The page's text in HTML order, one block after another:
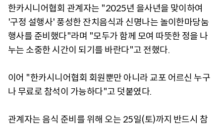
한카시니어협회 관계자는 "2025년 을사년을 맞이하여
'구정 설행사' 풍성한 잔치음식과 신명나는 놀이한마당눔
행사를 준비했다"라며 "모두가 함께 모여 따뜻한 정을 나
누는 소중한 시간이 되기를 바란다"고 전했다.
이어 "한카시니어협회 회원뿐만 아니라 교포 어르신 누구
나 무료로 참석이 가능하다"고 덧붙였다.
관계자는 음식 준비를 위해 오는 25일(토)까지 반드시 참